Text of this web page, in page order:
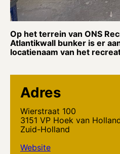
Op het terrein van ONS
Atlantikwall bunker is er
locatienaam van het
Adres
Wierstraat 100
3151 VP Hoek van
Zuid-Holland
Website